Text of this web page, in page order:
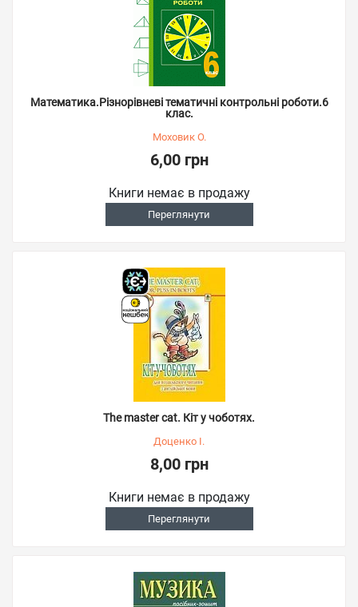
Математика.Різнорівневі тематичні контрольні роботи.6
клас.
Моховик О.
6,00 грн
Книги немає в продажу
Переглянути
The master cat. Кіт у чоботях.
Доценко І.
8,00 грн
Книги немає в продажу
Переглянути